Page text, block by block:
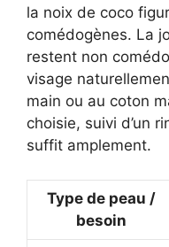
la noix de coco
comédogènes. La
restent non
visage
main ou au coton
choisie, suivi d’un
suffit amplement.
Type de peau /
besoin